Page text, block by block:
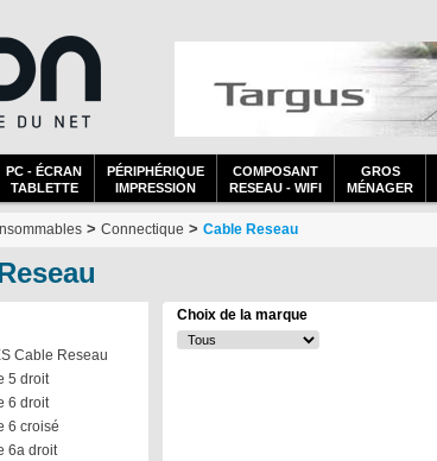
PC - ÉCRAN
TABLETTE
PÉRIPHÉRIQUE
IMPRESSION
COMPOSANT
RESEAU - WIFI
GROS
MÉNAGER
> Connectique > Cable Reseau
Cable Reseau
5 droit
6 droit
6 croisé
6a droit
Choix de la marque